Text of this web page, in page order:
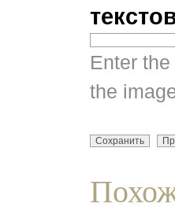
Enter
the